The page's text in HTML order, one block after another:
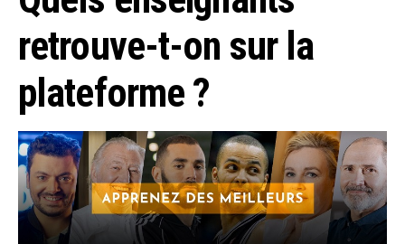
retrouve-t-on sur la
plateforme ?